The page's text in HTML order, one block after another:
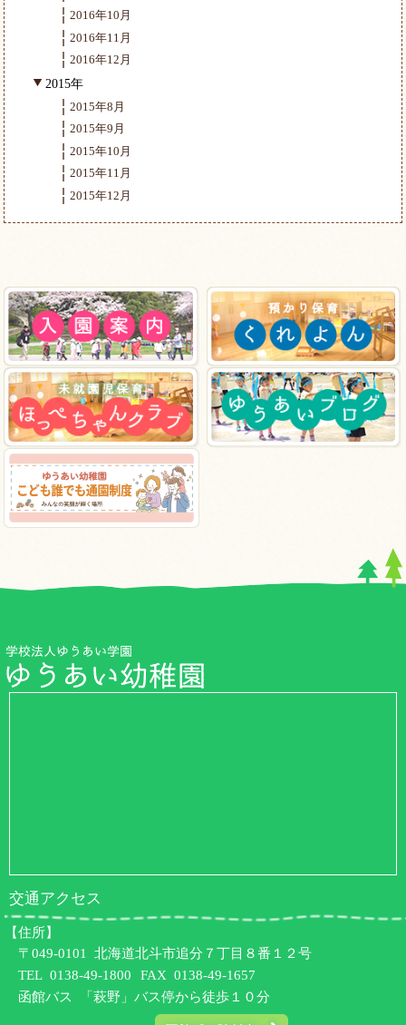
2016年10月
2016年11月
2016年12月
2015年
2015年8月
2015年9月
2015年10月
2015年11月
2015年12月
交通アクセス
【住所】
〒049-0101 北海道北斗市追分７丁目８番１２号
TEL 0138-49-1800
FAX 0138-49-1657
函館バス 「萩野」バス停から徒歩１０分